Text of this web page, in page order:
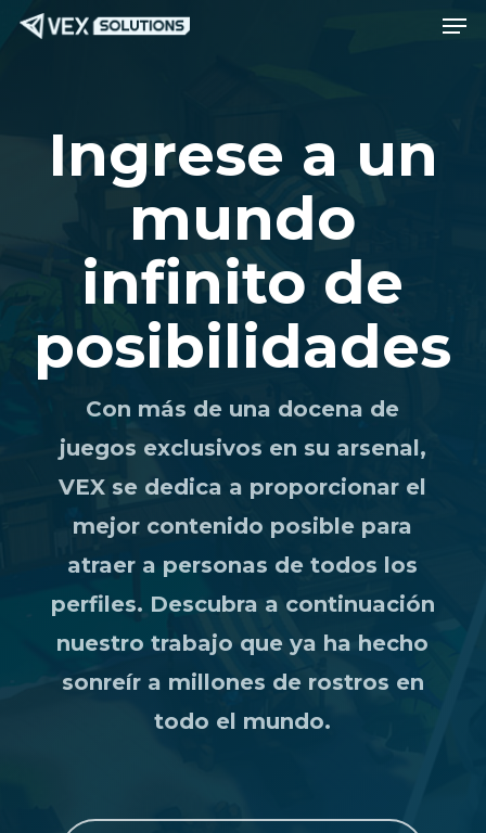
Saltar
Ingrese a un
mundo
infinito de
posibilidades
Con más de una docena de
juegos exclusivos en su arsenal,
VEX se dedica a proporcionar el
mejor contenido posible para
atraer a personas de todos los
perfiles. Descubra a continuación
nuestro trabajo que ya ha hecho
sonreír a millones de rostros en
todo el mundo.
Menú